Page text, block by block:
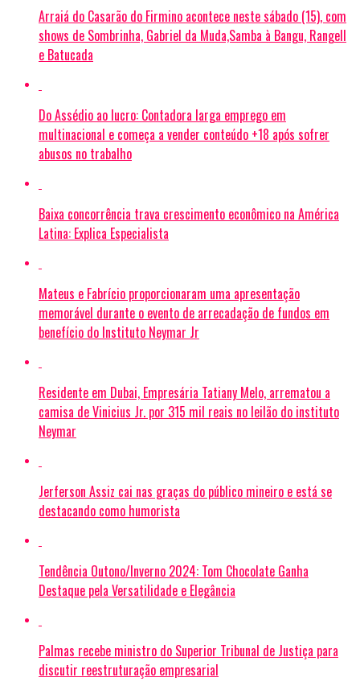
Arraiá do Casarão do Firmino acontece neste sábado (15), com
shows de Sombrinha, Gabriel da Muda,Samba à Bangu, Rangell
e Batucada
Do Assédio ao lucro: Contadora larga emprego em
multinacional e começa a vender conteúdo +18 após sofrer
abusos no trabalho
Baixa concorrência trava crescimento econômico na América
Latina: Explica Especialista
Mateus e Fabrício proporcionaram uma apresentação
memorável durante o evento de arrecadação de fundos em
benefício do Instituto Neymar Jr
Residente em Dubai, Empresária Tatiany Melo, arrematou a
camisa de Vinicius Jr. por 315 mil reais no leilão do instituto
Neymar
Jerferson Assiz cai nas graças do público mineiro e está se
destacando como humorista
Tendência Outono/Inverno 2024: Tom Chocolate Ganha
Destaque pela Versatilidade e Elegância
Palmas recebe ministro do Superior Tribunal de Justiça para
discutir reestruturação empresarial